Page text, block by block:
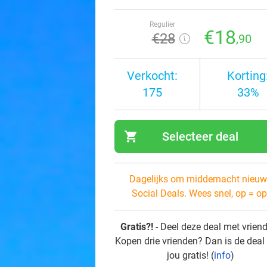
Regulier
€28 €18,90
Verkocht:
175
33%
shopping_cart Selecteer deal
Dagelijks om middernacht
Social Deals. Wees snel, op =
Gratis?! - Deel deze deal met
Kopen drie vrienden? Dan is de
jou gratis! (info)